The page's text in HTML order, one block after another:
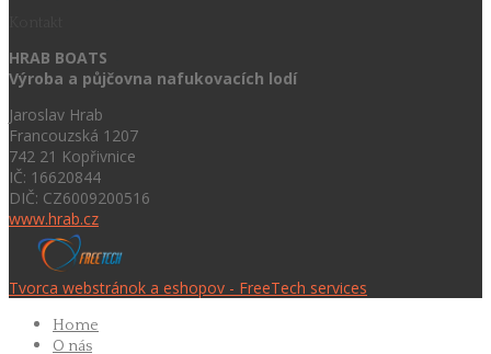
HRAB BOATS
Výroba a půjčovna nafukovacích lodí
Jaroslav Hrab
Francouzská 1207
742 21 Kopřivnice
IČ: 16620844
DIČ: CZ6009200516
www.hrab.cz
Tvorca webstránok a eshopov - FreeTech services
Home
O nás